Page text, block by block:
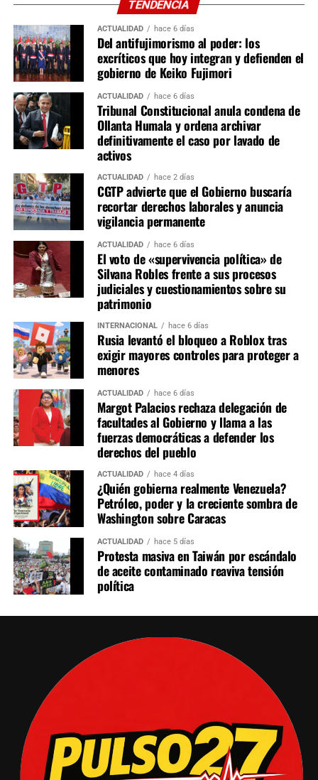
Constitución, Economía, Justicia e Infraestructura;
mientras que las nueve restantes estarán conformadas
por 20 miembros, incluyendo Desarrollo Agrario, Energía
y Minas, Salud, Trabajo, Producción y Ciencia e
Innovación Tecnológica. También quedaron definidas las
comisiones especiales, como Acusaciones
Constitucionales y Ética Parlamentaria, esta última
integrada por un representante de cada bancada.
Aunque la proporcionalidad de las comisiones ya fue
acordada, aún falta definir la integración nominal de
titulares y suplentes, así como la elección de presidentes,
vicepresidentes y secretarios de cada grupo de trabajo.
Estas designaciones representan la etapa de mayor
negociación política, pues las presidencias de comisiones
estratégicas como Constitución, Economía, Justicia y
Fiscalización suelen concentrar la mayor influencia en la
agenda legislativa.
La conformación de las comisiones marcará el equilibrio
de poder dentro del primer Congreso bicameral instalado
tras la reforma constitucional. Si bien Fuerza Popular
parte como la primera fuerza parlamentaria, la ausencia
de una mayoría absoluta obliga a construir consensos
con otras bancadas para conducir las comisiones más
relevantes y asegurar la viabilidad de las iniciativas
legislativas durante el periodo 2026-2027.
TENDENCIA
ACTUALIDAD hace 6 días
Del antifujimorismo al poder: los
excríticos que hoy integran y defienden el
gobierno de Keiko Fujimori
ACTUALIDAD hace 6 días
Tribunal Constitucional anula condena de
Ollanta Humala y ordena archivar
definitivamente el caso por lavado de
activos
ACTUALIDAD hace 2 días
CGTP advierte que el Gobierno buscaría
recortar derechos laborales y anuncia
vigilancia permanente
ACTUALIDAD hace 6 días
El voto de «supervivencia política» de
Silvana Robles frente a sus procesos
judiciales y cuestionamientos sobre su
patrimonio
INTERNACIONAL hace 6 días
Rusia levantó el bloqueo a Roblox tras
exigir mayores controles para proteger a
menores
ACTUALIDAD hace 6 días
Margot Palacios rechaza delegación de
facultades al Gobierno y llama a las
fuerzas democráticas a defender los
derechos del pueblo
ACTUALIDAD hace 4 días
¿Quién gobierna realmente Venezuela?
Petróleo, poder y la creciente sombra de
Washington sobre Caracas
ACTUALIDAD hace 5 días
Protesta masiva en Taiwán por escándalo
de aceite contaminado reaviva tensión
política